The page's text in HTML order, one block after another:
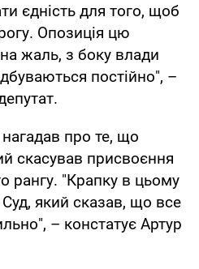
єдність для того, щоб
Опозиція цю
жаль, з боку влади
постійно", –
про те, що
скасував присвоєння
рангу. "Крапку в цьому
який сказав, що все
– констатує Артур